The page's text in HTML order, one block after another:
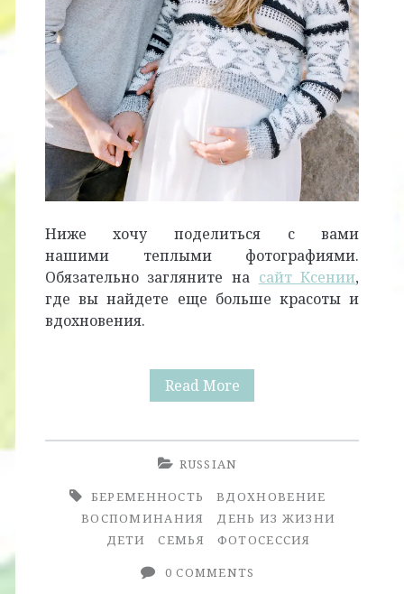
Ниже хочу поделиться с вами
нашими теплыми фотографиями.
Обязательно загляните на сайт Ксении,
где вы найдете еще больше красоты и
вдохновения.
Read MoreБудущие
RUSSIAN
БЕРЕМЕННОСТЬ
ВДОХНОВЕНИЕ
ВОСПОМИНАНИЯ
ДЕНЬ ИЗ ЖИЗНИ
ДЕТИ
СЕМЬЯ
ФОТОСЕССИЯ
0 COMMENTS